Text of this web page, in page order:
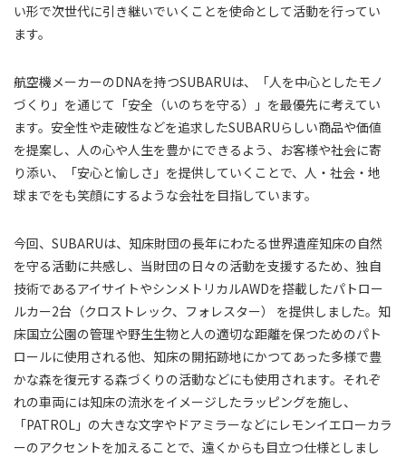
い形で次世代に引き継いでいくことを使命として活動を行ってい
ます。
航空機メーカーのDNAを持つSUBARUは、「人を中心としたモノ
づくり」を通じて「安全（いのちを守る）」を最優先に考えてい
ます。安全性や走破性などを追求したSUBARUらしい商品や価値
を提案し、人の心や人生を豊かにできるよう、お客様や社会に寄
り添い、「安心と愉しさ」を提供していくことで、人・社会・地
球までをも笑顔にするような会社を目指しています。
今回、SUBARUは、知床財団の長年にわたる世界遺産知床の自然
を守る活動に共感し、当財団の日々の活動を支援するため、独自
技術であるアイサイトやシンメトリカルAWDを搭載したパトロー
ルカー2台（クロストレック、フォレスター） を提供しました。知
床国立公園の管理や野生生物と人の適切な距離を保つためのパト
ロールに使用される他、知床の開拓跡地にかつてあった多様で豊
かな森を復元する森づくりの活動などにも使用されます。それぞ
れの車両には知床の流氷をイメージしたラッピングを施し、
「PATROL」の大きな文字やドアミラーなどにレモンイエローカラ
ーのアクセントを加えることで、遠くからも目立つ仕様としまし